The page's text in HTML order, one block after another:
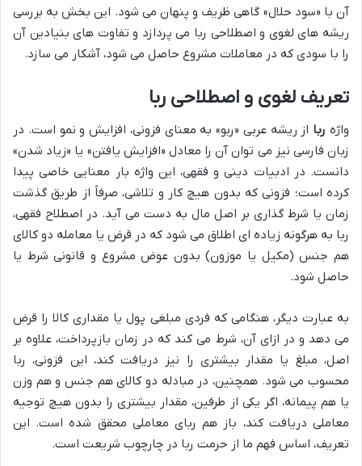
آن با «سود حلال» گاهی ظریف و پنهان می شود. این بخش به بررسی
ریشه های لغوی و اصطلاحی ربا می پردازد و تفاوت های بنیادین آن
را با سودی که در معاملات مشروع حاصل می شود، آشکار می سازد.
تعریف لغوی و اصطلاحی ربا
واژه ربا از ریشه عربی «ربو» به معنای فزونی، افزایش و نمو است. در
زبان فارسی نیز می توان آن را معادل «افزایش یافتن» یا «زیاد شدن»
دانست. در ادبیات دینی و فقهی، این واژه بار معنایی خاصی پیدا
کرده است؛ فزونی که بدون هیچ کار و تلاشی، صرفاً از طریق گذشت
زمان یا شرط گذاری بر اصل مال به دست می آید. در اصطلاح فقهی،
ربا به هرگونه زیاده ای اطلاق می شود که در قرض یا معامله دو کالای
هم جنس (مکیل یا موزون) بدون عوض مشروع و قانونی شرط یا
حاصل شود.
به عبارت دیگر، هنگامی که فردی مبلغی پول یا مقداری کالا را قرض
می دهد و در ازای آن، شرط می کند که در زمان بازپرداخت، علاوه بر
اصل، مبلغ یا مقدار بیشتری را نیز دریافت کند، این فزونی، ربا
محسوب می شود. همچنین، در مبادله دو کالای هم جنس و هم وزن
یا هم پیمانه، اگر یکی از طرفین، مقدار بیشتری را بدون هیچ توجیه
معاملی دریافت کند، باز هم ربای معاملی محقق شده است. این
تعریف، اساس فهم ما از حرمت ربا در چارچوب شریعت است.